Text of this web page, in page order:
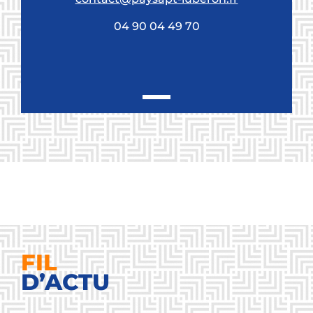
04 90 04 49 70
FIL
D’ACTU